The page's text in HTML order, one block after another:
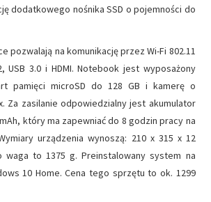
dodatkowego nośnika SSD o pojemności do
pozwalają na komunikację przez Wi-Fi 802.11
USB 3.0 i HDMI. Notebook jest wyposażony
pamięci microSD do 128 GB i kamerę o
Za zasilanie odpowiedzialny jest akumulator
który ma zapewniać do 8 godzin pracy na
urządzenia wynoszą: 210 x 315 x 12
waga to 1375 g. Preinstalowany system na
10 Home. Cena tego sprzętu to ok. 1299